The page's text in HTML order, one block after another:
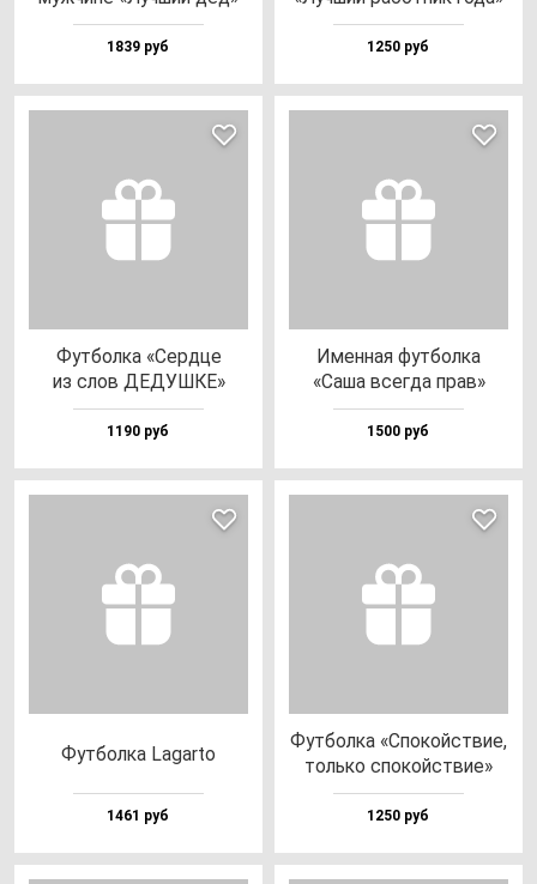
1839 руб 1250 руб
Фут­бол­ка «Сер­дце
из слов ДЕДУШКЕ»
1190 руб
Имен­ная фут­бол­ка
«Саша всег­да прав»
1500 руб
Фут­бол­ка Lagar­to
1461 руб
Фут­бол­ка «Спо­кой­ствие,
толь­ко спо­кой­ствие»
1250 руб